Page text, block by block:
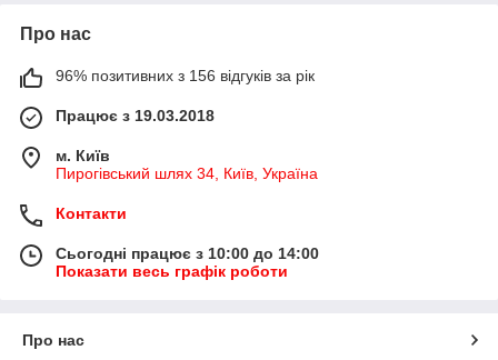
Про нас
96% позитивних з 156 відгуків за рік
Працює з 19.03.2018
м. Київ
Пирогівський шлях 34, Київ, Україна
Контакти
Сьогодні працює з 10:00 до 14:00
Показати весь графік роботи
Про нас